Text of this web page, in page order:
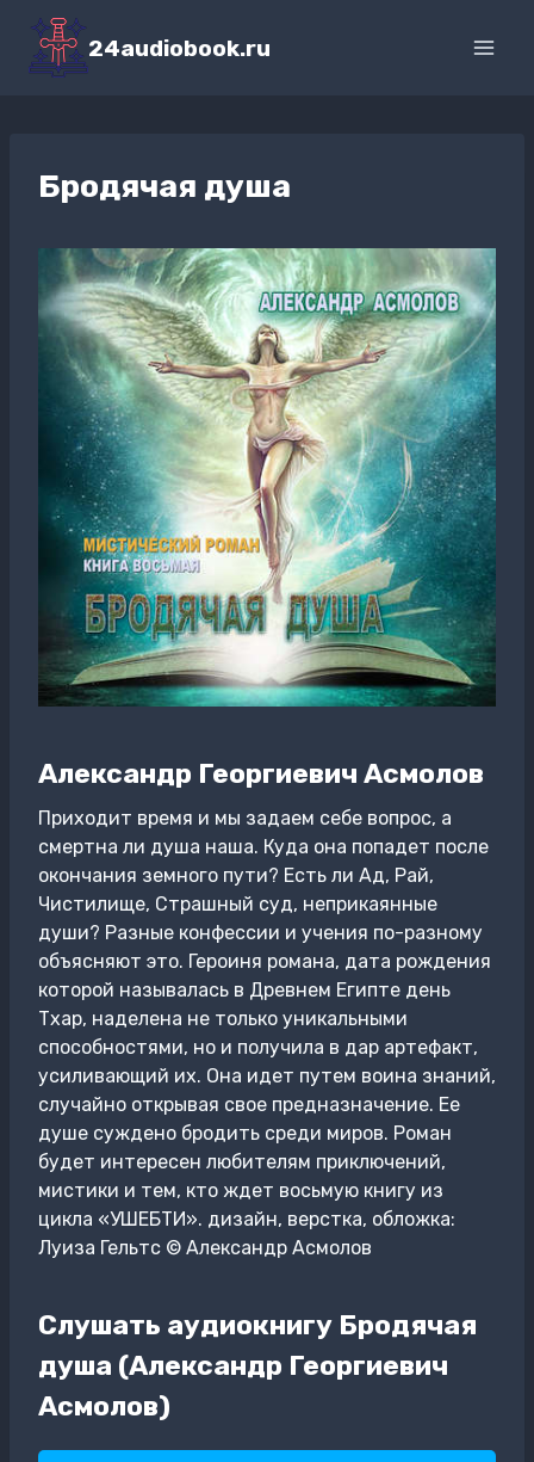
Перейти
содержимому
24audiobook.ru
Бродячая душа
Александр Георгиевич Асмолов
Приходит время и мы задаем себе вопрос, а
смертна ли душа наша. Куда она попадет после
окончания земного пути? Есть ли Ад, Рай,
Чистилище, Страшный суд, неприкаянные
души? Разные конфессии и учения по-разному
объясняют это. Героиня романа, дата рождения
которой называлась в Древнем Египте день
Тхар, наделена не только уникальными
способностями, но и получила в дар артефакт,
усиливающий их. Она идет путем воина знаний,
случайно открывая свое предназначение. Ее
душе суждено бродить среди миров. Роман
будет интересен любителям приключений,
мистики и тем, кто ждет восьмую книгу из
цикла «УШЕБТИ». дизайн, верстка, обложка:
Луиза Гельтс © Александр Асмолов
Слушать аудиокнигу Бродячая
душа (Александр Георгиевич
Асмолов)